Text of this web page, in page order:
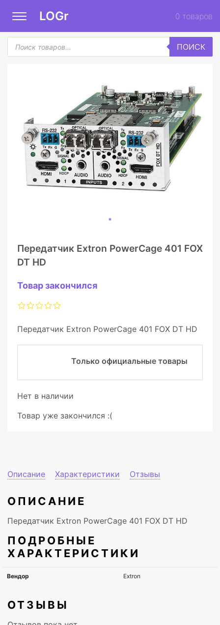
LOGr 0 товаров
Поиск
товаров
ПОИСК
Передатчик Extron PowerCage 401 FOX
DT HD
Товар закончился
Передатчик Extron PowerCage 401 FOX DT HD
Только официальные товары
Нет в наличии
Товар уже закончился :(
Описание Характеристики Отзывы
ОПИСАНИЕ
Передатчик Extron PowerCage 401 FOX DT HD
ПОДРОБНЫЕ
ХАРАКТЕРИСТИКИ
ОТЗЫВЫ